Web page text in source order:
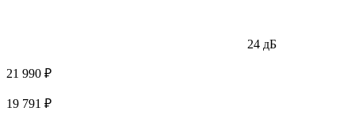
24 дБ
21 990 ₽
19 791 ₽